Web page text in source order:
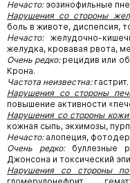
Нечасто:эозинофильные
Нарушения со стороны
боль в животе, диспепсия,
Нечасто:желудочно-
желудка, кровавая рвота,
Очень редко:рецидив или
Крона.
Частота неизвестна:гастрит.
Нарушения со стороны
повышение активности
Нарушения со стороны
кожная сыпь, экхимозы,
Нечасто:алопеция,
Очень редко:буллезные
Джонсона и токсический
Нарушения со стороны